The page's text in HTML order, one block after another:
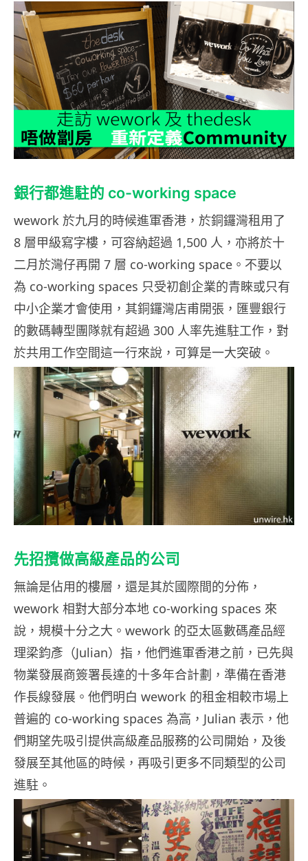
銀行都進駐的 co-working space
wework 於九月的時候進軍香港，於銅鑼灣租用了
8 層甲級寫字樓，可容納超過 1,500 人，亦將於十
二月於灣仔再開 7 層 co-working space。不要以
為 co-working spaces 只受初創企業的青睞或只有
中小企業才會使用，其銅鑼灣店甫開張，匯豐銀行
的數碼轉型團隊就有超過 300 人率先進駐工作，對
於共用工作空間這一行來說，可算是一大突破。
先招攬做高級產品的公司
無論是佔用的樓層，還是其於國際間的分佈，
wework 相對大部分本地 co-working spaces 來
說，規模十分之大。wework 的亞太區數碼產品經
理梁鈞彥（Julian）指，他們進軍香港之前，已先與
物業發展商簽署長達的十多年合計劃，準備在香港
作長線發展。他們明白 wework 的租金相較市場上
普遍的 co-working spaces 為高，Julian 表示，他
們期望先吸引提供高級產品服務的公司開始，及後
發展至其他區的時候，再吸引更多不同類型的公司
進駐。